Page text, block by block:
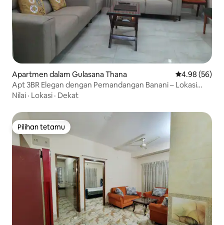
Apartmen dalam Gulasana Thana Penarafan
4.98 (56)
Apt 3BR Elegan dengan Pemandangan Banani – Lokasi
Menarik
Nilai · Lokasi · Dekat
Pilihan tetamu
Pilihan tetamu